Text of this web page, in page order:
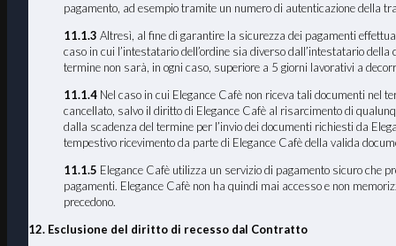
pagamento, ad esempio tramite un numero di autenticazione della
11.1.3 Altresì, al fine di garantire la sicurezza dei pagamenti
caso in cui l’intestatario dell’ordine sia diverso dall’intestatario
termine non sarà, in ogni caso, superiore a 5 giorni lavorativi a
11.1.4 Nel caso in cui Elegance Cafè non riceva tali documenti nel
cancellato, salvo il diritto di Elegance Cafè al risarcimento di
dalla scadenza del termine per l’invio dei documenti richiesti da
tempestivo ricevimento da parte di Elegance Cafè della valida
11.1.5 Elegance Cafè utilizza un servizio di pagamento sicuro che
pagamenti. Elegance Cafè non ha quindi mai accesso e non
precedono.
12. Esclusione del diritto di recesso dal Contratto